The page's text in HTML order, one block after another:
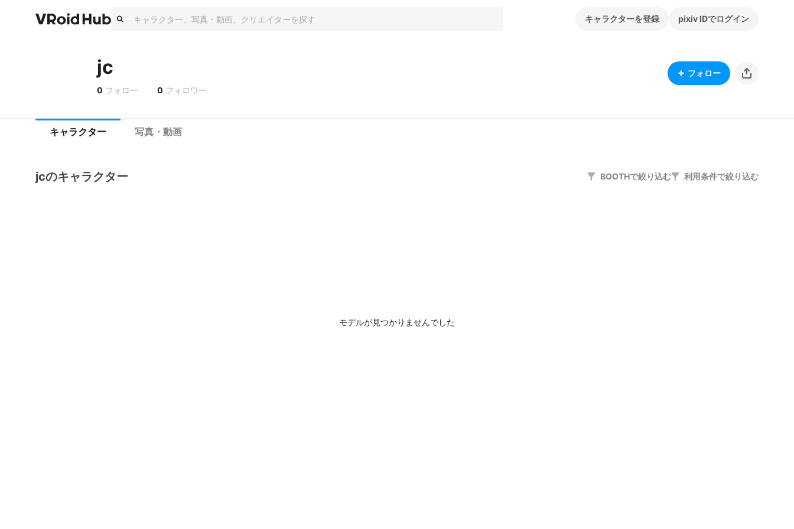
キャラクターを登録 pixiv IDでログイン
jc
0 フォロー 0 フォロワー
フォロー
キャラクター 写真・動画
jcのキャラクター BOOTHで絞り込む 利用条件で絞り込む
モデルが見つかりませんでした